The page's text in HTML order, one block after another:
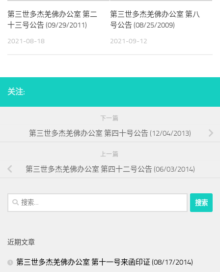
第三世多杰羌佛办公室 第二
十三号公告 (09/29/2011)
2021-08-18
第三世多杰羌佛办公室 第八
号公告 (08/25/2009)
2021-09-12
关注:
下一篇
第三世多杰羌佛办公室 第四十号公告 (12/04/2013)
上一篇
第三世多杰羌佛办公室 第四十二号公告 (06/03/2014)
搜
索：
近期文章
第三世多杰羌佛办公室 第十一号来函印证 (08/17/2014)